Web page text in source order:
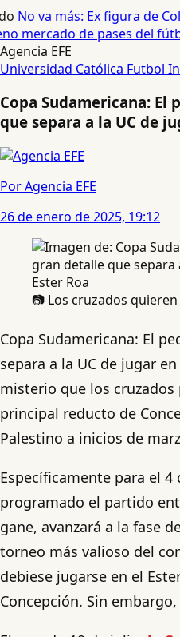
No va más: Ex figura de
mercado de pases del
Agencia EFE
Universidad Católica Futbol
Copa Sudamericana:
que separa a la UC de
Por Agencia EFE
26 de enero de 2025, 19:12
📷 Los cruzados
Copa Sudamericana: El
separa a la UC de jugar
misterio que los
principal reducto de
Palestino a inicios de
Específicamente para el 4
programado el partido
gane, avanzará a la fase
torneo más valioso del
debiese jugarse en el
Concepción. Sin